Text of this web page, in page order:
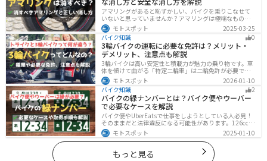
アマリングがあると恥ずかしい、バイクを乗りこなせて
いないと思っていませんか？アマリングは極端なもので
なければ全く問題ありません。しかし、気になるという
方がいるのも事実です。この記事では消した方がいいア
マリングや消し方を解説します。
モトスポット
2025-03-25
バイク知識
0
3輪バイクの運転に必要な免許は？メリット・
デメリット、注意点も解説
3輪バイクは高い安定性と積載力が魅力の乗り物です。車
体を傾けて曲がる「特定二輪車」は二輪免許が必要です
が、自立する「トライク」は普通自動車免許で運転で
き、ヘルメット着用も任意です。維持費はバイク並みです
が、運転特性や駐車ルールは車種により異なるため、事
前の確認が大切です。
モトスポット
2026-01-10
バイク知識
2
バイクの緑ナンバーとは？バイク便やウーバー
で必要なケースを解説
バイク便やUberEatsで仕事をしようとしている人必見！
そのままだと法律違反になる可能性があります。126cc以
上のバイクで運送事業を行う場合、緑ナンバー（事業
用）が必要になります。本記事では緑ナンバーの必要な
ケースや取得方法を解説します。
モトスポット 2025-01-10
もっと見る